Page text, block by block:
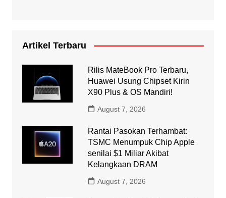
Artikel Terbaru
Rilis MateBook Pro Terbaru,
Huawei Usung Chipset Kirin
X90 Plus & OS Mandiri!
August 7, 2026
Rantai Pasokan Terhambat:
TSMC Menumpuk Chip Apple
senilai $1 Miliar Akibat
Kelangkaan DRAM
August 7, 2026